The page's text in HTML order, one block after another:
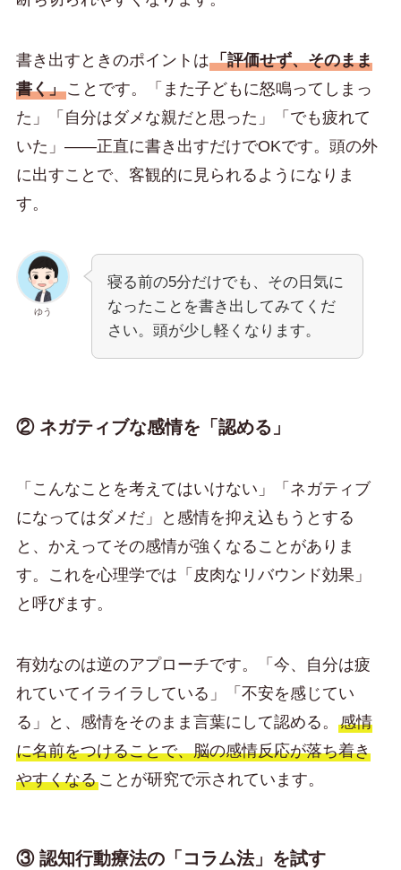
書き出すときのポイントは「評価せず、そのまま
書く」ことです。「また子どもに怒鳴ってしまっ
た」「自分はダメな親だと思った」「でも疲れて
いた」——正直に書き出すだけでOKです。頭の外
に出すことで、客観的に見られるようになりま
す。
ゆう
寝る前の5分だけでも、その日気に
なったことを書き出してみてくだ
さい。頭が少し軽くなります。
② ネガティブな感情を「認める」
「こんなことを考えてはいけない」「ネガティブ
になってはダメだ」と感情を抑え込もうとする
と、かえってその感情が強くなることがありま
す。これを心理学では「皮肉なリバウンド効果」
と呼びます。
有効なのは逆のアプローチです。「今、自分は疲
れていてイライラしている」「不安を感じてい
る」と、感情をそのまま言葉にして認める。 感情
に名前をつけることで、脳の感情反応が落ち着き
やすくなることが研究で示されています。
③ 認知行動療法の「コラム法」を試す